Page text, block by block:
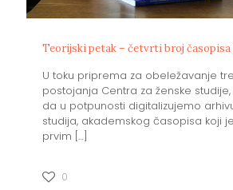
Teorijski petak – četvrti broj časopisa
U toku priprema za obeležavanje
postojanja Centra za ženske
da u potpunosti digitalizujemo
studija, akademskog časopisa koji
prvim […]
0